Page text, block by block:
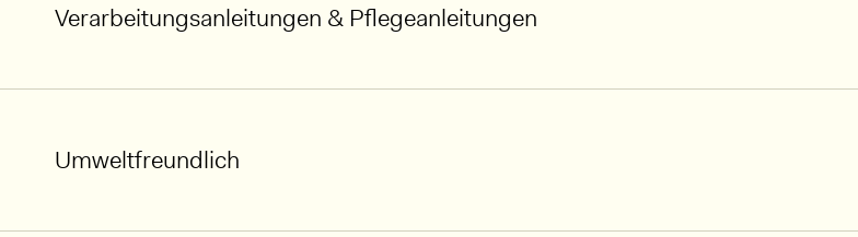
Verarbeitungsanleitungen & Pflegeanleitungen
Umweltfreundlich